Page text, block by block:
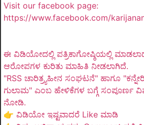
Visit our facebook page:
https://www.facebook.com/
ಈ ವಿಡಿಯೋದಲ್ಲಿ ಪತ್ರಿಕಾಗೋಷ್ಠಿಯಲ್ಲಿ
ಆರೋಪಗಳ ಕುರಿತು ಮಾಹಿತಿ ನೀಡಲಾಗಿದೆ.
"RSS ಚಾರಿತ್ರ್ಯಹೀನ ಸಂಘಟನೆ" ಹಾಗೂ "ಕನ್ನೇರಿ
ಗುಲಾಮ" ಎಂಬ ಹೇಳಿಕೆಗಳ ಬಗ್ಗೆ ಸಂಪೂರ್ಣ
ನೋಡಿ.
👉 ವಿಡಿಯೋ ಇಷ್ಟವಾದರೆ Like ಮಾಡಿ